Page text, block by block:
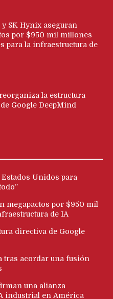
y SK Hynix aseguran
por $950 mil millones
para la infraestructura de
la estructura
Google DeepMind
Unidos para
megapactos por $950 mil
de IA
directiva de Google
tras acordar una fusión
una alianza
industrial en América